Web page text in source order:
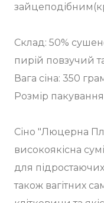
Склад: 50%
пирій повзучий
Вага сіна: 350
Розмір
Сіно "Люцерна
високоякісна
для підростаючих
також вагітних